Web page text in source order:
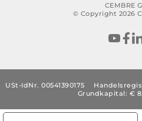
CEMBRE
© Copyright 2026
USt-IdNr. 00541390175
Grundkapital: €